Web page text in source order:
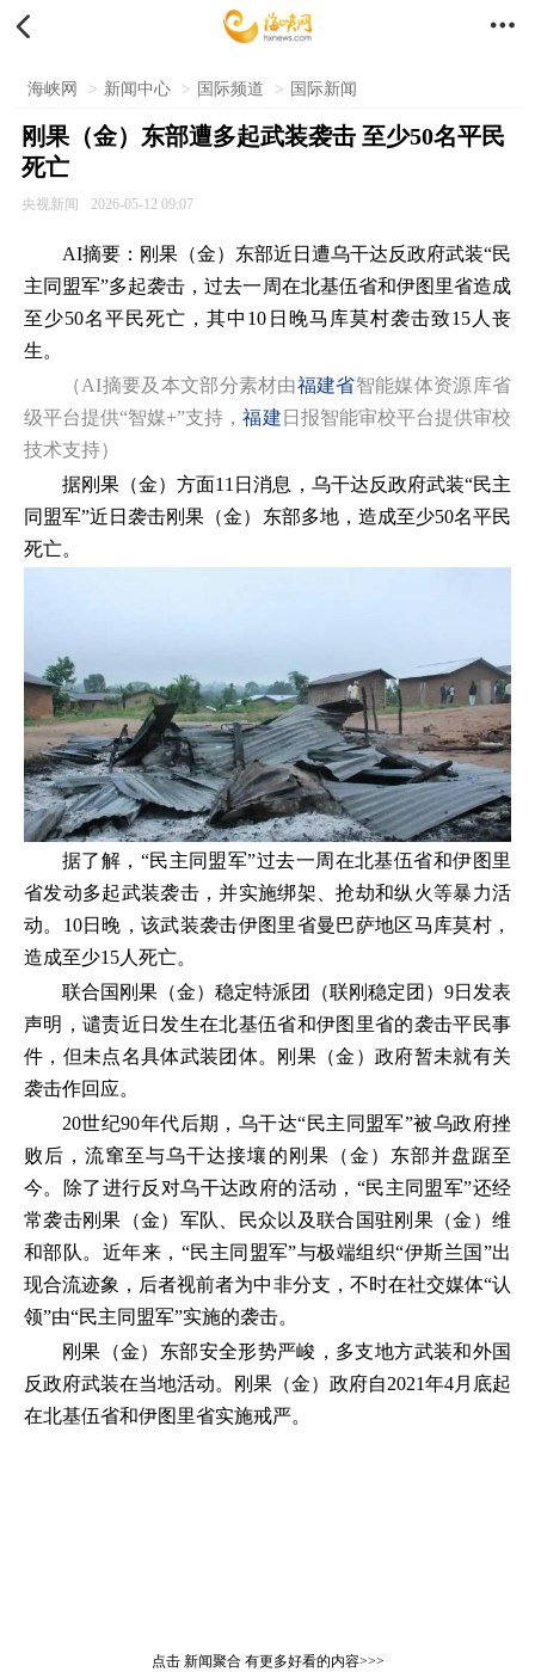
 
海峡网 > 新闻中心 > 国际频道 > 国际新闻
刚果（金）东部遭多起武装袭击 至少50名平民
死亡
央视新闻 2026-05-12 09:07
AI摘要：刚果（金）东部近日遭乌干达反政府武装“民
主同盟军”多起袭击，过去一周在北基伍省和伊图里省造成
至少50名平民死亡，其中10日晚马库莫村袭击致15人丧
生。
（AI摘要及本文部分素材由福建省智能媒体资源库省
级平台提供“智媒+”支持，福建 日报智能审校平台提供审校
技术支持）
据刚果（金）方面11日消息，乌干达反政府武装“民主
同盟军”近日袭击刚果（金）东部多地，造成至少50名平民
死亡。
据了解，“民主同盟军”过去一周在北基伍省和伊图里
省发动多起武装袭击，并实施绑架、抢劫和纵火等暴力活
动。10日晚，该武装袭击伊图里省曼巴萨地区马库莫村，
造成至少15人死亡。
联合国刚果（金）稳定特派团（联刚稳定团）9日发表
声明，谴责近日发生在北基伍省和伊图里省的袭击平民事
件，但未点名具体武装团体。刚果（金）政府暂未就有关
袭击作回应。
20世纪90年代后期，乌干达“民主同盟军”被乌政府挫
败后，流窜至与乌干达接壤的刚果（金）东部并盘踞至
今。除了进行反对乌干达政府的活动，“民主同盟军”还经
常袭击刚果（金）军队、民众以及联合国驻刚果（金）维
和部队。近年来，“民主同盟军”与极端组织“伊斯兰国”出
现合流迹象，后者视前者为中非分支，不时在社交媒体“认
领”由“民主同盟军”实施的袭击。
刚果（金）东部安全形势严峻，多支地方武装和外国
反政府武装在当地活动。刚果（金）政府自2021年4月底起
在北基伍省和伊图里省实施戒严。
点击 新闻聚合有更多好看的内容>>>